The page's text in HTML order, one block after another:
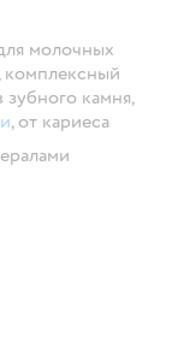
молочных
комплексный
зубного камня,
, от кариеса